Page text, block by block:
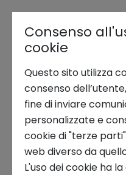
Bill Barber -
Innovation
make an
Elevator
Tools
Consenso
cookie
Questo sito utilizza
consenso
fine di inviare
personalizzate e
cookie di "terze
web diverso da
L'uso dei cookie ha